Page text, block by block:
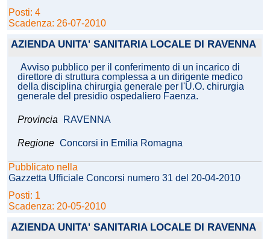
Posti: 4
Scadenza: 26-07-2010
AZIENDA UNITA' SANITARIA LOCALE DI RAVENNA
Avviso pubblico per il conferimento di un incarico di
direttore di struttura complessa a un dirigente medico
della disciplina chirurgia generale per l'U.O. chirurgia
generale del presidio ospedaliero Faenza.
Provincia RAVENNA
Regione Concorsi in Emilia Romagna
Pubblicato nella
Gazzetta Ufficiale Concorsi numero 31 del 20-04-2010
Posti: 1
Scadenza: 20-05-2010
AZIENDA UNITA' SANITARIA LOCALE DI RAVENNA